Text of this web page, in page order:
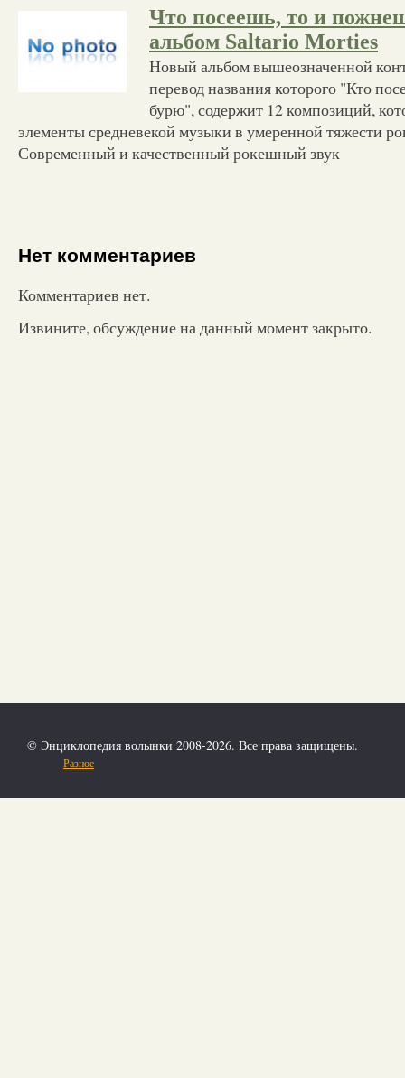
Что посеешь, то и
альбом Saltario Morties
Новый альбом вышеозначенной
перевод названия которого "Кто
бурю", содержит 12 композиций,
элементы средневекой музыки в умеренной тяжести
Современный и качественный рокешный звук
Нет комментариев
Комментариев нет.
Извините, обсуждение на данный момент закрыто.
© Энциклопедия волынки 2008-2026. Все права защищены.
Разное